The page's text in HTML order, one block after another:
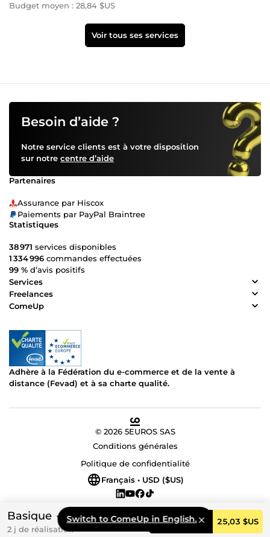
Basique
2 j de réalisation
Commander 25,03 $US
Budget moyen : 28,84 $US
Voir tous ses services
Switch to ComeUp in English.
Besoin d’aide ?
Notre service clients est à votre disposition
sur notre centre d’aide
Partenaires
Assurance par Hiscox
Paiements par PayPal Braintree
Statistiques
38 971 services disponibles
1 334 996 commandes effectuées
99 % d’avis positifs
Services
Freelances
ComeUp
Adhère à la Fédération du e-commerce et de la vente à
distance (Fevad) et à sa charte qualité.
© 2026 5EUROS SAS
Conditions générales
Politique de confidentialité
Français • USD ($US)